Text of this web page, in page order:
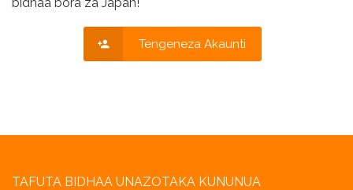
Tengeneza Akaunti
TAFUTA BIDHAA UNAZOTAKA KUNUNUA